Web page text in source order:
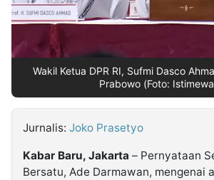
Wakil Ketua DPR RI, Sufmi Dasco
Prabowo (Foto:
Jurnalis: Joko Prasetyo
Kabar Baru, Jakarta – Pernyataan
Bersatu, Ade Darmawan, mengenai